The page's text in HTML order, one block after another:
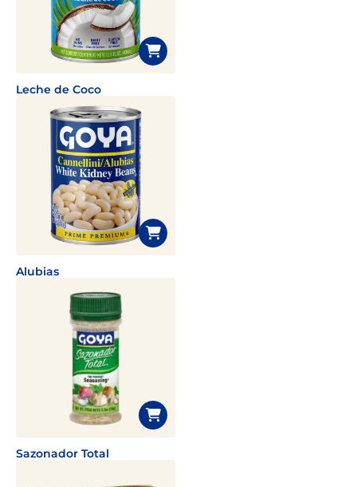
Leche de Coco
Alubias
Sazonador Total